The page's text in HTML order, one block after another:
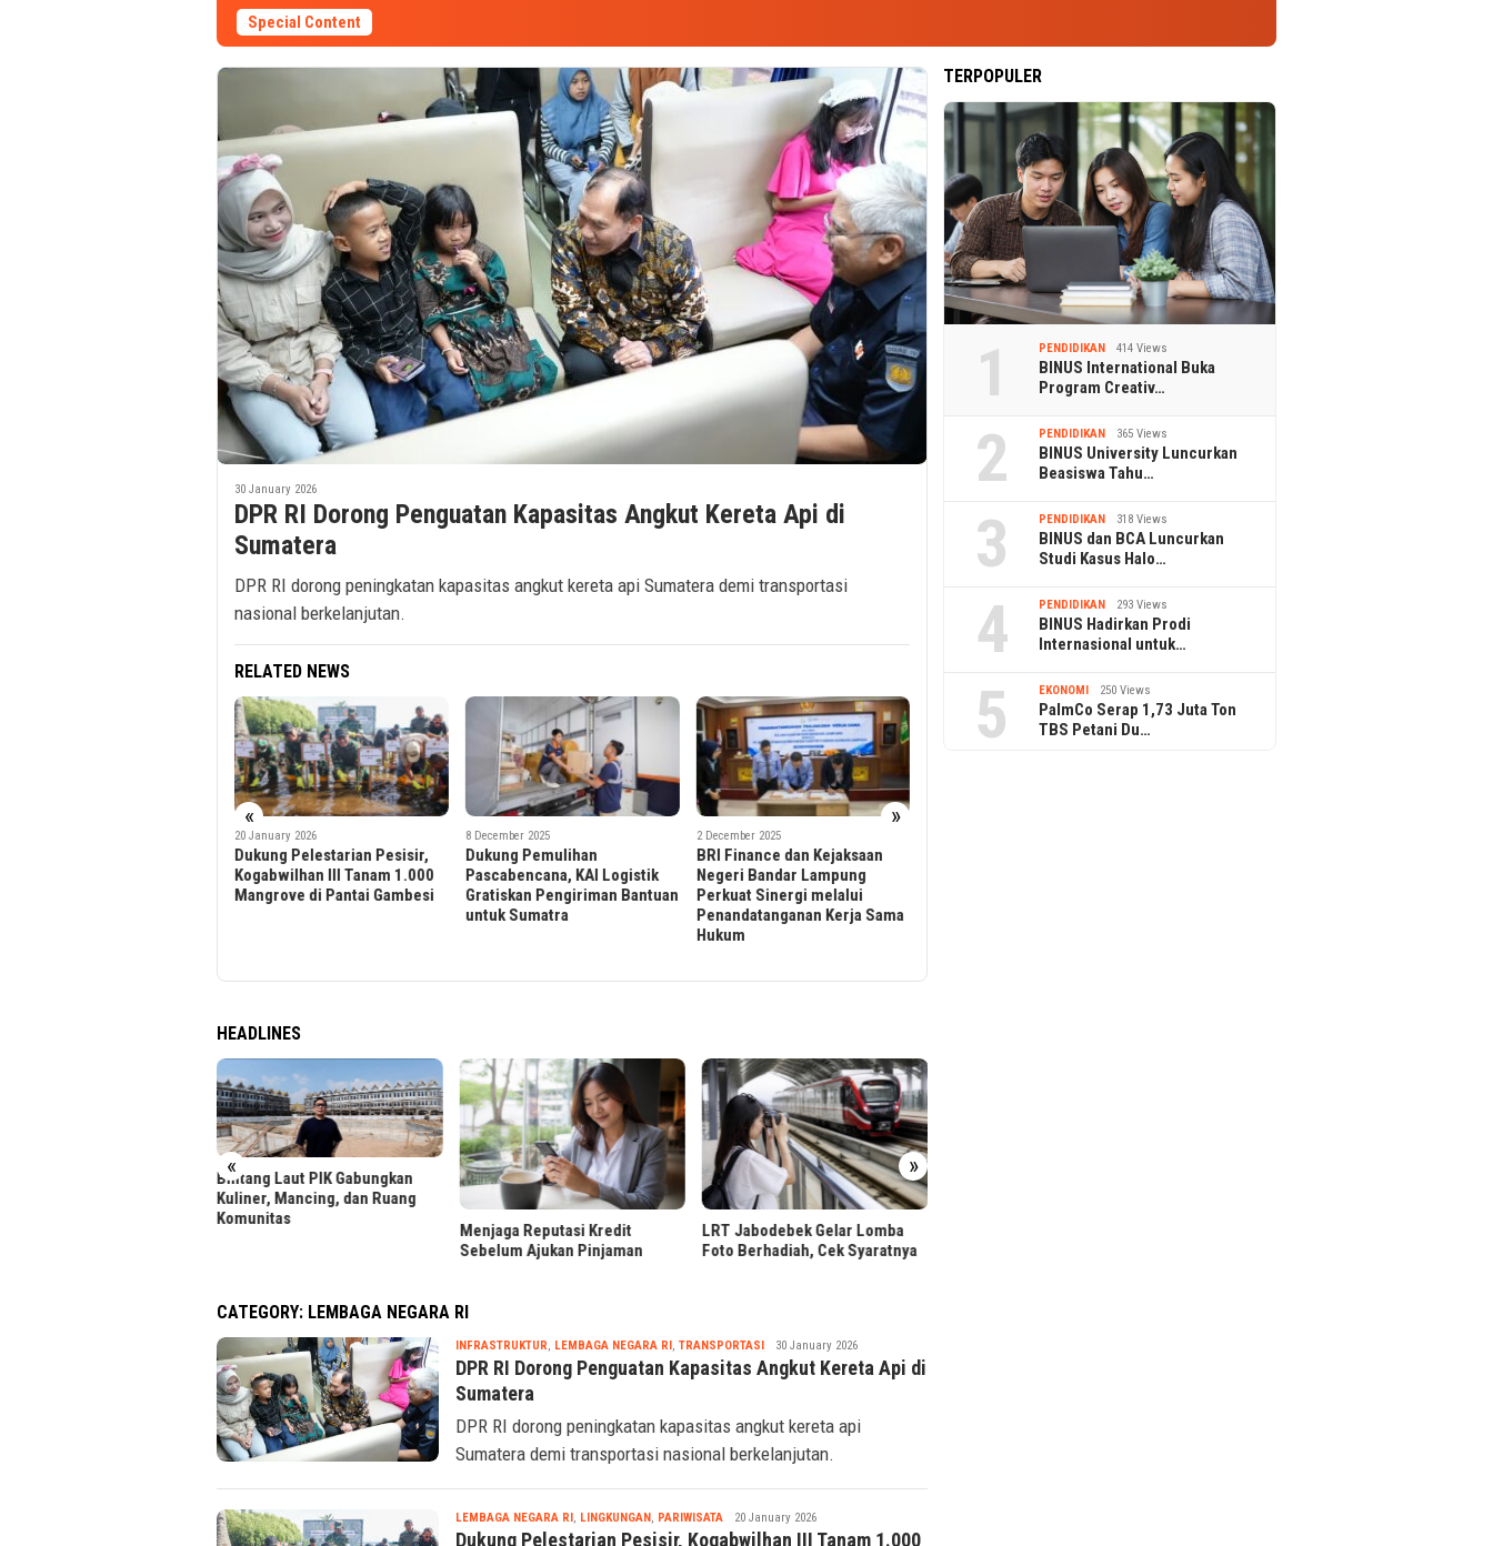
Special Content
30 January 2026
DPR RI Dorong Penguatan Kapasitas Angkut Kereta Api di
Sumatera
DPR RI dorong peningkatan kapasitas angkut kereta api Sumatera demi transportasi
nasional berkelanjutan.
RELATED NEWS
« »
8 December 2025
Dukung Pemulihan
Pascabencana, KAI Logistik
Gratiskan Pengiriman Bantuan
2 December 2025
BRI Finance dan Kejaksaan
Negeri Bandar Lampung
Perkuat Sinergi melalui
Penandatanganan Kerja Sama
2 December 2025
Expose Bantuan Hukum Non-
Litigasi, BRI Finance Perkuat
Kepatuhan dan Strategi
Hukum di Bandar Lampung
HEADLINES
« »
Menjaga Reputasi Kredit
LRT Jabodebek Gelar Lomba
Foto Berhadiah, Cek Syaratnya
Presiden Prabowo Tinjau
Hilirisasi Bioetanol PTPN I di
CATEGORY:LEMBAGA NEGARA RI
INFRASTRUKTUR,LEMBAGA NEGARA RI,TRANSPORTASITsaqif
Ridwan
30 January 2026
DPR RI Dorong Penguatan Kapasitas Angkut Kereta Api di
DPR RI dorong peningkatan kapasitas angkut kereta api
LEMBAGA NEGARA RI,LINGKUNGAN,PARIWISATATsaqif20 January 2026
TERPOPULER
1 PENDIDIKAN 414 Views
BINUS International Buka
Program Creativ…
2 PENDIDIKAN 365 Views
BINUS University Luncurkan
Beasiswa Tahu…
3 PENDIDIKAN 318 Views
BINUS dan BCA Luncurkan
Studi Kasus Halo…
4 PENDIDIKAN 293 Views
BINUS Hadirkan Prodi
Internasional untuk…
5 EKONOMI 250 Views
PalmCo Serap 1,73 Juta Ton
TBS Petani Du…